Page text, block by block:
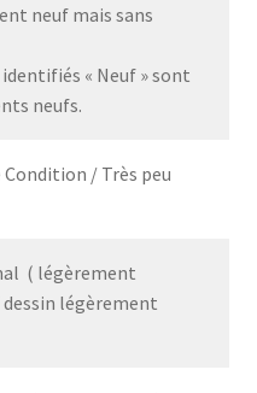
neuf mais sans
« Neuf » sont
neufs.
Condition / Très peu
( légèrement
dessin légèrement